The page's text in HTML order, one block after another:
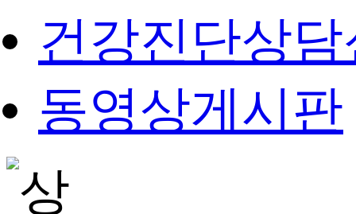
건강진단상
동영상게시판